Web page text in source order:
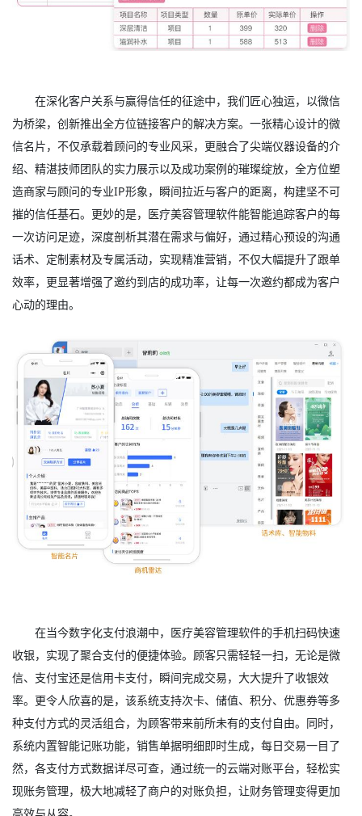
在深化客户关系与赢得信任的征途中，我们匠心独运，以微信
为桥梁，创新推出全方位链接客户的解决方案。一张精心设计的微
信名片，不仅承载着顾问的专业风采，更融合了尖端仪器设备的介
绍、精湛技师团队的实力展示以及成功案例的璀璨绽放，全方位塑
造商家与顾问的专业IP形象，瞬间拉近与客户的距离，构建坚不可
摧的信任基石。更妙的是，医疗美容管理软件能智能追踪客户的每
一次访问足迹，深度剖析其潜在需求与偏好，通过精心预设的沟通
话术、定制素材及专属活动，实现精准营销，不仅大幅提升了跟单
效率，更显著增强了邀约到店的成功率，让每一次邀约都成为客户
心动的理由。
在当今数字化支付浪潮中，医疗美容管理软件的手机扫码快速
收银，实现了聚合支付的便捷体验。顾客只需轻轻一扫，无论是微
信、支付宝还是信用卡支付，瞬间完成交易，大大提升了收银效
率。更令人欣喜的是，该系统支持次卡、储值、积分、优惠券等多
种支付方式的灵活组合，为顾客带来前所未有的支付自由。同时，
系统内置智能记账功能，销售单据明细即时生成，每日交易一目了
然，各支付方式数据详尽可查，通过统一的云端对账平台，轻松实
现账务管理，极大地减轻了商户的对账负担，让财务管理变得更加
高效与从容。